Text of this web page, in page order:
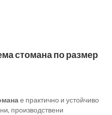
стомана по размер
е практично и устойчиво
производствени